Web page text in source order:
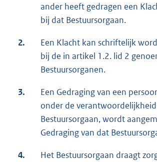
ander heeft gedragen een
bij dat Bestuursorgaan.
2.
Een Klacht kan schriftelijk
bij de in artikel 1.2. lid 2
Bestuursorganen.
3.
Een Gedraging van een
onder de
Bestuursorgaan, wordt
Gedraging van dat
4.
Het Bestuursorgaan draagt